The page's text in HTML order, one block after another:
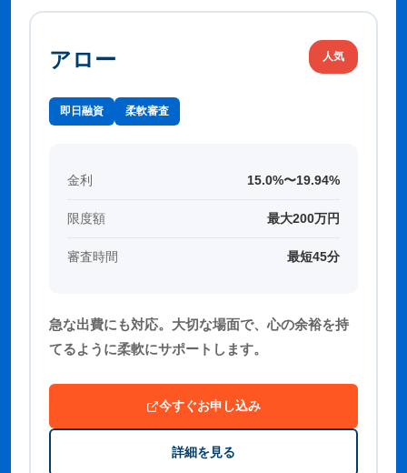
アロー 人気
即日融資 柔軟審査
金利 15.0%〜19.94%
限度額 最大200万円
審査時間 最短45分
急な出費にも対応。大切な場面で、心の余裕を持
てるように柔軟にサポートします。
今すぐお申し込み
詳細を見る